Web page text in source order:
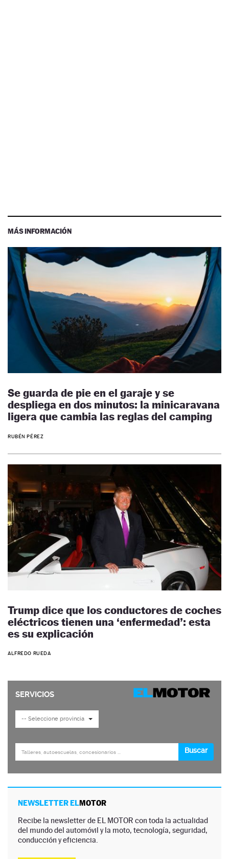
MÁS INFORMACIÓN
Se guarda de pie en el garaje y se
despliega en dos minutos: la minicaravana
ligera que cambia las reglas del camping
RUBÉN PÉREZ
Trump dice que los conductores de coches
eléctricos tienen una ‘enfermedad’: esta
es su explicación
ALFREDO RUEDA
NEWSLETTER ELMOTOR
Recibe la newsletter de EL MOTOR con toda la actualidad
del mundo del automóvil y la moto, tecnología, seguridad,
conducción y eficiencia.